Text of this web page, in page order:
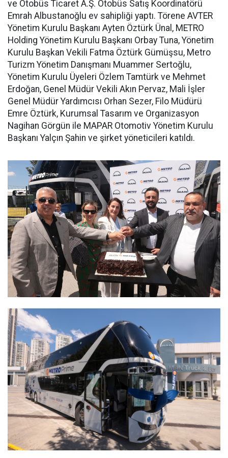
ve Otobüs Ticaret A.Ş. Otobüs Satış Koordinatörü
Emrah Albustanoğlu ev sahipliği yaptı. Törene AVTER
Yönetim Kurulu Başkanı Ayten Öztürk Ünal, METRO
Holding Yönetim Kurulu Başkanı Orbay Tuna, Yönetim
Kurulu Başkan Vekili Fatma Öztürk Gümüşsu, Metro
Turizm Yönetim Danışmanı Muammer Sertoğlu,
Yönetim Kurulu Üyeleri Özlem Tamtürk ve Mehmet
Erdoğan, Genel Müdür Vekili Akın Pervaz, Mali İşler
Genel Müdür Yardımcısı Orhan Sezer, Filo Müdürü
Emre Öztürk, Kurumsal Tasarım ve Organizasyon
Nagihan Görgün ile MAPAR Otomotiv Yönetim Kurulu
Başkanı Yalçın Şahin ve şirket yöneticileri katıldı.